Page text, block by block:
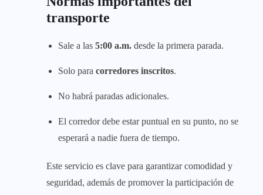
transporte
Sale a las 5:00 a.m. desde la primera parada.
Solo para corredores inscritos.
No habrá paradas adicionales.
El corredor debe estar puntual en su punto, no se
esperará a nadie fuera de tiempo.
Este servicio es clave para garantizar comodidad y
seguridad, además de promover la participación de